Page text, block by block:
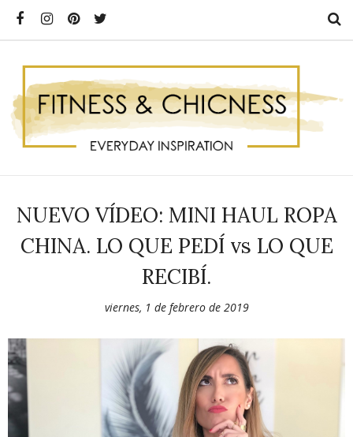
NUEVO VÍDEO: MINI HAUL ROPA
CHINA. LO QUE PEDÍ vs LO QUE
RECIBÍ.
viernes, 1 de febrero de 2019